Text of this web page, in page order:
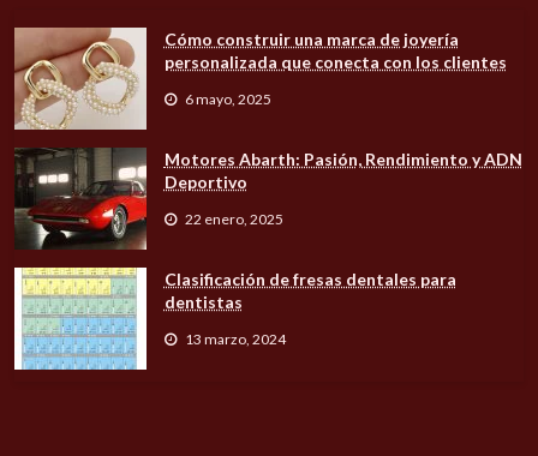
Cómo construir una marca de joyería
personalizada que conecta con los clientes
6 mayo, 2025
Motores Abarth: Pasión, Rendimiento y ADN
Deportivo
22 enero, 2025
Clasificación de fresas dentales para
dentistas
13 marzo, 2024